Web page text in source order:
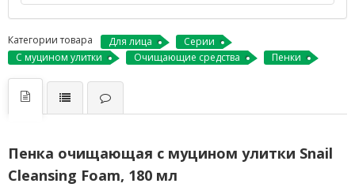
Категории товара Для лица
Серии
С муцином улитки
Очищающие средства Пенки
Пенка очищающая с муцином улитки Snail
Cleansing Foam, 180 мл